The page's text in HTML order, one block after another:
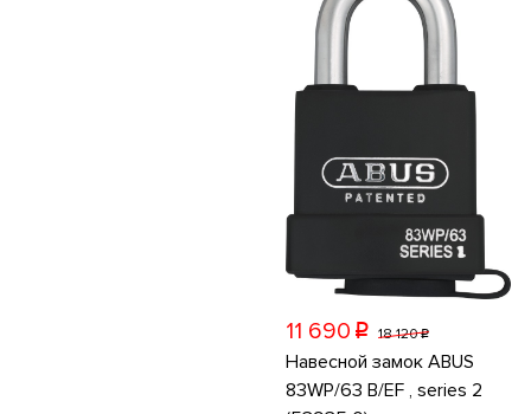
11 690 p 18 120p
Навесной замок ABUS
83WP/63 B/EF , series 2